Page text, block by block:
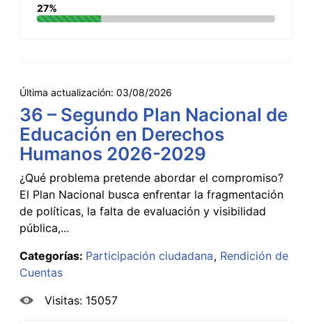
27%
Última actualización: 03/08/2026
36 – Segundo Plan Nacional de
Educación en Derechos
Humanos 2026-2029
¿Qué problema pretende abordar el compromiso?
El Plan Nacional busca enfrentar la fragmentación
de políticas, la falta de evaluación y visibilidad
pública,...
Categorías: Participación ciudadana Rendición de
Cuentas
Visitas: 15057